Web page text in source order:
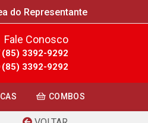
do Representante
Fale Conosco
(85) 3392-9292
(85) 3392-9292
COMBOS